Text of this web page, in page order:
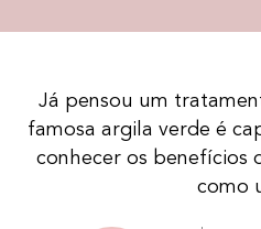
Já pensou um
famosa argila verde é
conhecer os benefícios
como